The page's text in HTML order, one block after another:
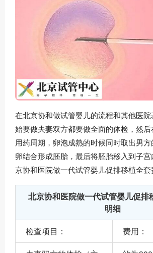
在北京协和做试管婴儿的流程和其他医
始要做夫妻双方都要做全面的体检，然后
用药周期，卵泡成熟的时候同时取出男
卵结合形成胚胎，最后将胚胎移入到子
京协和医院做一代试管婴儿促排移植全套
北京协和医院做一代试管婴儿促排
明细
检查项目：
费用：